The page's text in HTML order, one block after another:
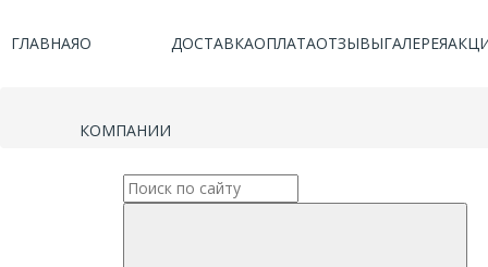
ГЛАВНАЯО
КОМПАНИИ
ДОСТАВКАОПЛАТАОТЗЫВЫГАЛЕРЕЯ